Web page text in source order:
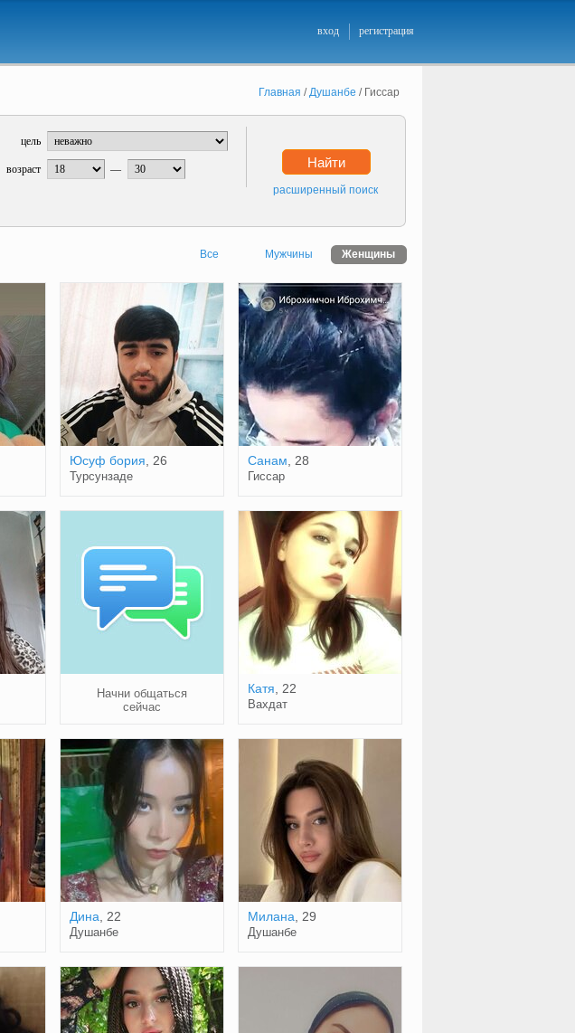
вход регистрация
Главная /Душанбе / Гиссар
цель
возраст — Найти
расширенный поиск
Все Мужчины Женщины
Юсуф бория , 26
Турсунзаде
Санам , 28
Гиссар
Начни общаться
сейчас
Катя , 22
Вахдат
Дина , 22
Душанбе
Милана , 29
Душанбе